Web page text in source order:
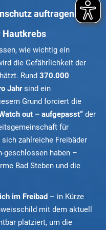
auftragen
Hautkrebs
wie wichtig ein
die Gefährlichkeit der
Rund 370.000
Jahrsind ein
Grund forciert die
out – aufgepasst“ der
für
zahlreiche Freibäder
geschlossen haben –
Bad Steben und die
im Freibad – in Kürze
mit dem aktuell
platziert, um die